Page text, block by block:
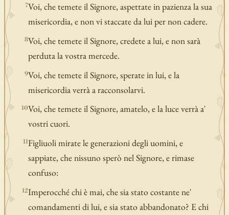
7Voi, che temete il Signore, aspettate in pazienza la sua
misericordia, e non vi staccate da lui per non cadere.
8Voi, che temete il Signore, credete a lui, e non sarà
perduta la vostra mercede.
9Voi, che temete il Signore, sperate in lui, e la
misericordia verrà a racconsolarvi.
10Voi, che temete il Signore, amatelo, e la luce verrà a'
vostri cuori.
11Figliuoli mirate le generazioni degli uomini, e
sappiate, che nissuno sperò nel Signore, e rimase
confuso:
12Imperocché chi è mai, che sia stato costante ne'
comandamenti di lui, e sia stato abbandonato? E chi